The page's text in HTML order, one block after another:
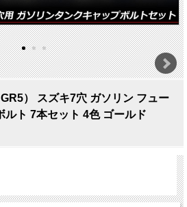
） スズキ7穴 ガソリン フュー
ルト 7本セット 4色 ゴールド